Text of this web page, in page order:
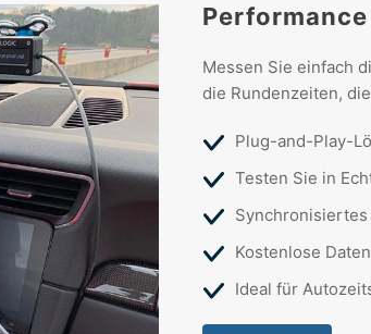
Messen Sie einfach
die Rundenzeiten,
Plug-and-Play-
Testen Sie in
Kostenlose
Ideal für